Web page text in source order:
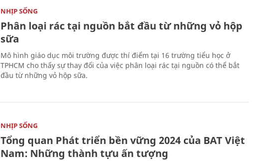
NHỊP SỐNG
Phân loại rác tại nguồn bắt đầu từ những vỏ hộp
sữa
Mô hình giáo dục môi trường được thí điểm tại 16 trường tiểu học ở
TPHCM cho thấy sự thay đổi của việc phân loại rác tại nguồn có thể bắt
đầu từ những vỏ hộp sữa.
NHỊP SỐNG
Tổng quan Phát triển bền vững 2024 của BAT Việt
Nam: Những thành tựu ấn tượng